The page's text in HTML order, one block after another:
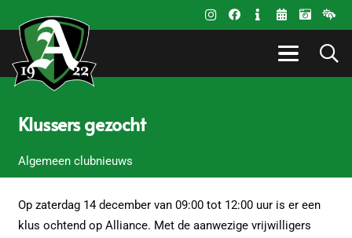
Klussers gezocht
Algemeen clubnieuws
Op zaterdag 14 december van 09:00 tot 12:00 uur is er een
klus ochtend op Alliance. Met de aanwezige vrijwilligers